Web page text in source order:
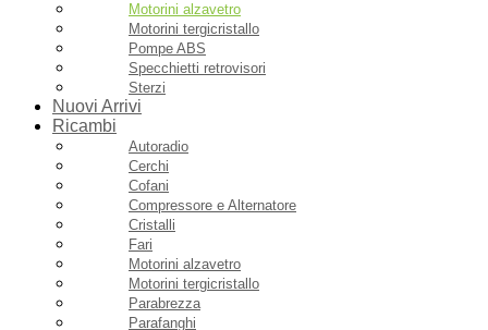
Motorini alzavetro
Motorini tergicristallo
Pompe ABS
Specchietti retrovisori
Sterzi
Nuovi Arrivi
Ricambi
Autoradio
Cerchi
Cofani
Compressore e Alternatore
Cristalli
Fari
Motorini alzavetro
Motorini tergicristallo
Parabrezza
Parafanghi